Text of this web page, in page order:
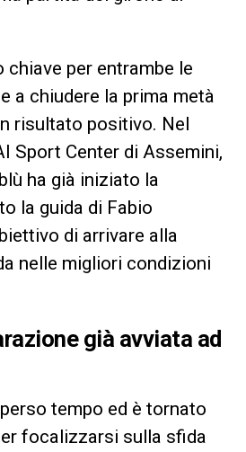
chiave per entrambe le
a chiudere la prima metà
risultato positivo. Nel
Sport Center di Assemini,
ha già iniziato la
la guida di Fabio
di arrivare alla
nelle migliori condizioni
già avviata ad
tempo ed è tornato
focalizzarsi sulla sfida